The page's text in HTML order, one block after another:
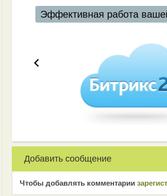
Эффективная работа
Добавить сообщение
Чтобы добавлять комментарии